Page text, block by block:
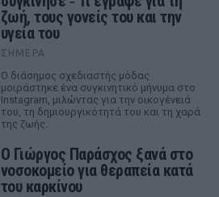
ζωή, τους γονείς του και την
υγεία του
ΣΉΜΕΡΑ
Ο διάσημος σχεδιαστής μόδας
μοιράστηκε ένα συγκινητικό μήνυμα στο
Instagram, μιλώντας για την οικογένειά
του, τη δημιουργικότητά του και τη χαρά
της ζωής.
O Γιώργος Παράσχος ξανά στο
νοσοκομείο για θεραπεία κατά
του καρκίνου